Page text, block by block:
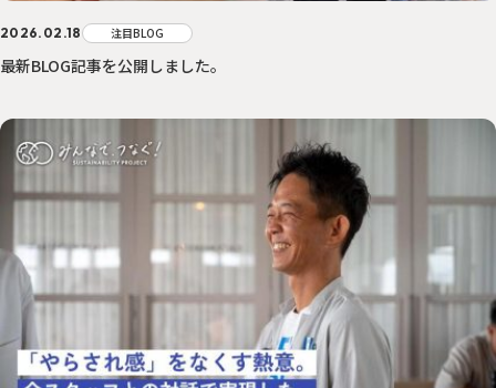
2026.02.18 注目BLOG
最新BLOG記事を公開しました。